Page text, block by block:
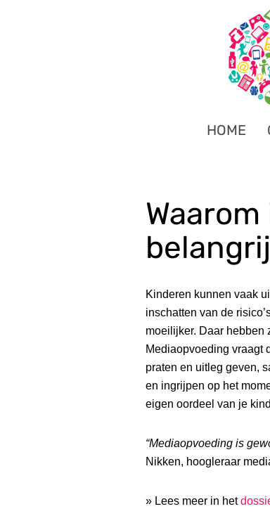
HOME
Kinderen kunnen vaak
inschatten van de
moeilijker. Daar hebben
Mediaopvoeding vraagt
praten en uitleg geven,
en ingrijpen op het
eigen oordeel van je
“Mediaopvoeding is
Nikken, hoogleraar
» Lees meer in het